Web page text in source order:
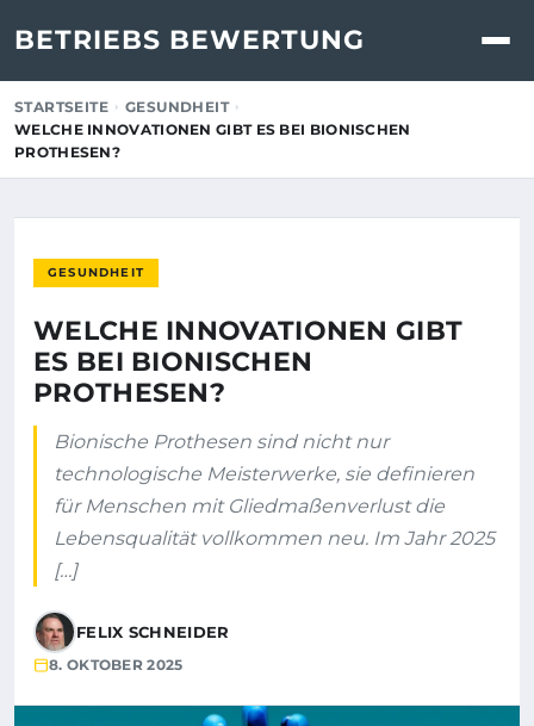
BETRIEBS BEWERTUNG
STARTSEITE
GESUNDHEIT
WELCHE INNOVATIONEN GIBT ES BEI BIONISCHEN
PROTHESEN?
GESUNDHEIT
WELCHE INNOVATIONEN GIBT
ES BEI BIONISCHEN
PROTHESEN?
Bionische Prothesen sind nicht nur
technologische Meisterwerke, sie definieren
für Menschen mit Gliedmaßenverlust die
Lebensqualität vollkommen neu. Im Jahr 2025
[…]
FELIX SCHNEIDER
8. OKTOBER 2025